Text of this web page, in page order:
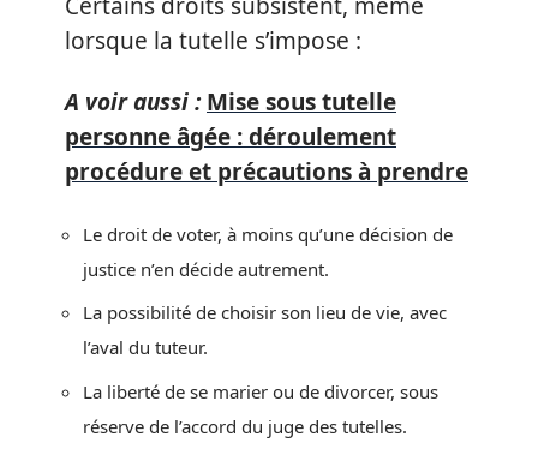
lorsque la tutelle s’impose :
A voir aussi : Mise sous tutelle
personne âgée : déroulement
procédure et précautions à prendre
Le droit de voter, à moins qu’une décision de
justice n’en décide autrement.
La possibilité de choisir son lieu de vie, avec
l’aval du tuteur.
La liberté de se marier ou de divorcer, sous
réserve de l’accord du juge des tutelles.